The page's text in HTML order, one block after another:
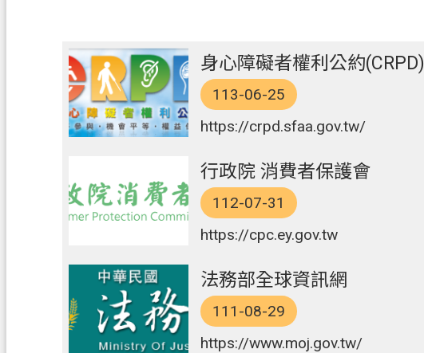
身心障礙者權利公約(CRPD)
113-06-25
https://crpd.sfaa.gov.tw/
行政院 消費者保護會
112-07-31
https://cpc.ey.gov.tw
法務部全球資訊網
111-08-29
https://www.moj.gov.tw/